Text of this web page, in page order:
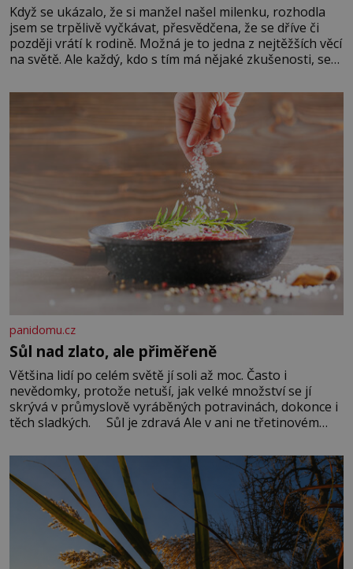
Když se ukázalo, že si manžel našel milenku, rozhodla
jsem se trpělivě vyčkávat, přesvědčena, že se dříve či
později vrátí k rodině. Možná je to jedna z nejtěžších věcí
na světě. Ale každý, kdo s tím má nějaké zkušenosti, se
Když se ke mně doneslo, že si manžel pořídil milenku,
panidomu.cz
Sůl nad zlato, ale přiměřeně
Většina lidí po celém světě jí soli až moc. Často i
nevědomky, protože netuší, jak velké množství se jí
skrývá v průmyslově vyráběných potravinách, dokonce i
těch sladkých. Sůl je zdravá Ale v ani ne třetinovém
základní složky– sodík a chlór – jsou zásadní pro
správné hospodaření